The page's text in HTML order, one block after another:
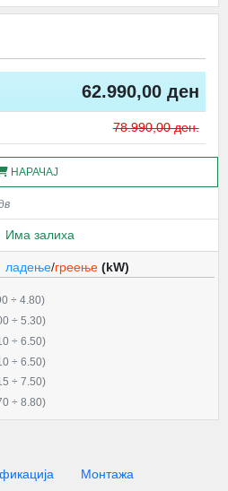
62.990,00 ден
78.990,00 ден.
НАРАЧАЈ
Има залиха
ладење/греење (kW)
÷ 4.80)
÷ 5.30)
÷ 6.50)
÷ 6.50)
÷ 7.50)
÷ 8.80)
Монтажа